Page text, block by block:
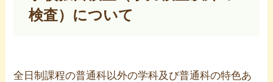
検査）について
全日制課程の普通科以外の学科及び普通科の特色あ